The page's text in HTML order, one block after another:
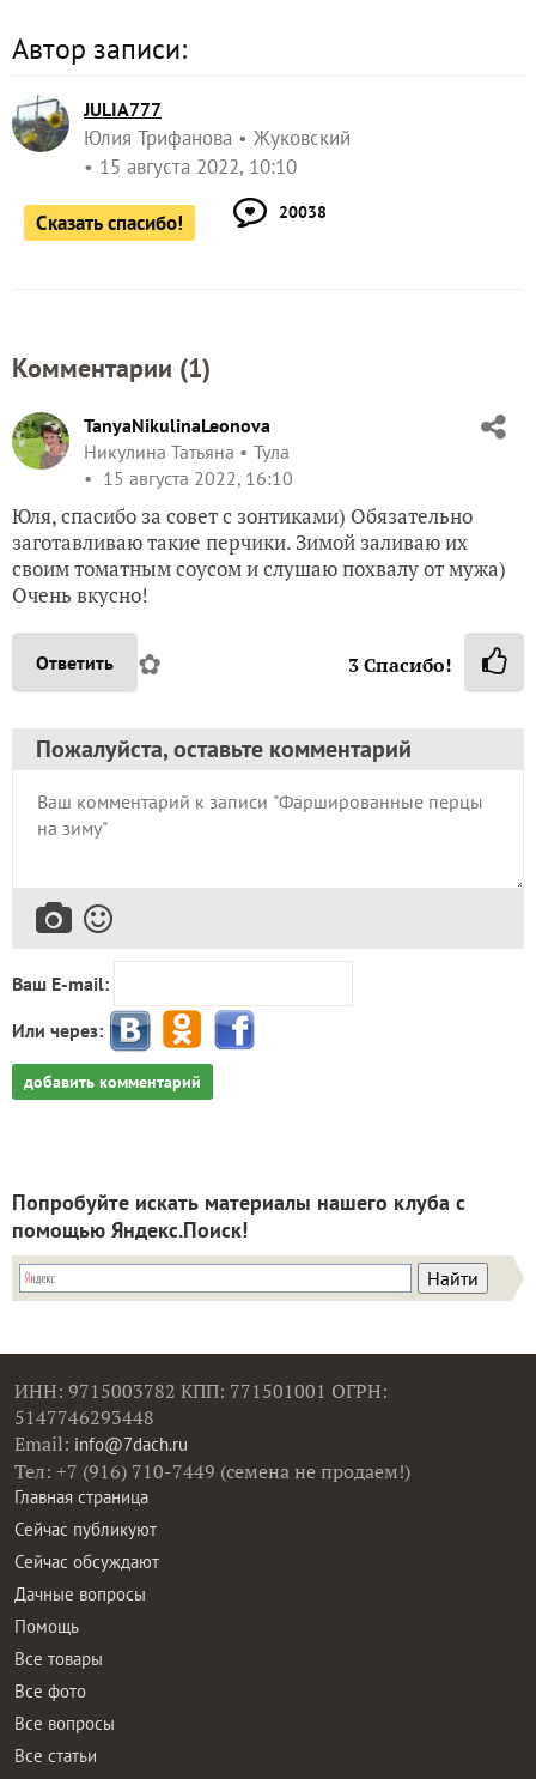
Автор записи:
JULIA777
Юлия Трифанова
Жуковский
15 августа 2022, 10:10
Сказать спасибо! 20038
Комментарии (1)
TanyaNikulinaLeonova
Никулина Татьяна
Тула
15 августа 2022, 16:10
Юля, спасибо за совет с зонтиками) Обязательно
заготавливаю такие перчики. Зимой заливаю их
своим томатным соусом и слушаю похвалу от мужа)
Очень вкусно!
Ответить ✿ 3Спасибо!
Пожалуйста, оставьте комментарий
Ваш E-mail:
Или через:
добавить комментарий
Попробуйте искать материалы нашего клуба с
помощью Яндекс.Поиск!
ИНН: 9715003782 КПП: 771501001 ОГРН:
5147746293448
Email: info@7dach.ru
Тел: +7 (916) 710-7449 (семена не продаем!)
Главная страница
Сейчас публикуют
Сейчас обсуждают
Дачные вопросы
Помощь
Все товары
Все фото
Все вопросы
Все статьи